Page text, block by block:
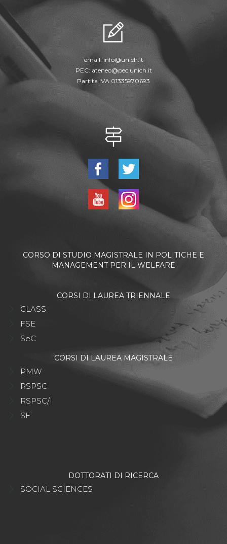
email: info@unich.it
PEC: ateneo@pec.unich.it
Partita IVA 01335970693
CORSO DI STUDIO MAGISTRALE IN POLITICHE E
MANAGEMENT PER IL WELFARE
CORSI DI LAUREA TRIENNALE
CLASS
FSE
SeC
CORSI DI LAUREA MAGISTRALE
PMW
RSPSC
RSPSC/I
SF
DOTTORATI DI RICERCA
SOCIAL SCIENCES